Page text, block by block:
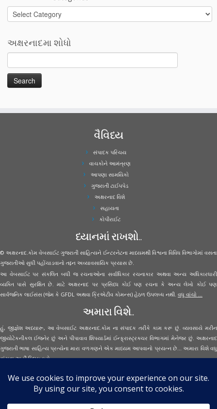
Categories
અક્ષરનાદમા શોધો
વૈવિધ્ય
સંપાદક પરિચય
વાચકોને આમંત્રણ
આપણા સામયિકો
ગુજરાતી ટાઈપપેડ
અક્ષરનાદ વિશે
સહાયતા
કોપીરાઈટ
ધ્યાનમાં રાખશો..
© અક્ષરનાદ.કોમ વેબસાઈટ ગુજરાતી સાહિત્યને ઈન્ટરનેટના માધ્યમથી વિશ્વના વિવિધ વિભાગોમાં વસતા
ગુજરાતીઓ સુધી પહોંચાડવાનો તદ્દન અવ્યાવસાયિક પ્રયાસ છે.
આ વેબસાઈટ પર સંકલિત બધી જ રચનાઓના સર્વાધિકાર રચનાકાર અથવા અન્ય અધિકારધારી
વ્યક્તિ પાસે સુરક્ષિત છે. માટે અક્ષરનાદ પર પ્રસિધ્ધ કોઈ પણ રચના કે અન્ય લેખો કોઈ પણ
સાર્વજનિક લાઈસંસ (જેમ કે GFDL અથવા ક્રિએટીવ કોમન્સ) હેઠળ ઉપલબ્ધ નથી. વધુ વાંચો ...
અમારા વિશે..
હું, જીજ્ઞેશ અધ્યારૂ, આ વેબસાઈટ અક્ષરનાદ.કોમ ના સંપાદક તરીકે કામ કરૂં છું. વ્યવસાયે મરીન
જીયોટેકનીકલ ઈજનેર છું અને પીપાવાવ શિપયાર્ડમાં ઈન્ફ્રાસ્ટ્રક્ચર વિભાગમાં મેનેજર છું. અક્ષરનાદ
ગુજરાતી ભાષા સાહિત્ય પ્રત્યેના મારા વળગણને એક માધ્યમ આપવાનો પ્રયત્ન છે... અમારા વિશે વધુ
વાંચવાઅહીં ક્લિક કરો...
Secured Site Assurance